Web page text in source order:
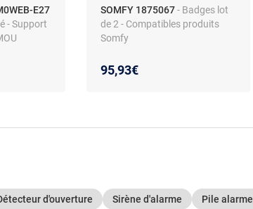
E27
- Support
SOMFY 1875067- Badges lot
de 2 - Compatibles produits
Somfy
95,93€
d'ouverture Sirène d'alarme Pile alarme